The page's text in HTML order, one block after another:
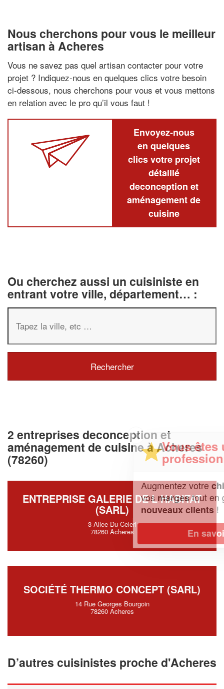
Nous cherchons pour vous le meilleur
artisan à Acheres
Vous ne savez pas quel artisan contacter pour votre
projet ? Indiquez-nous en quelques clics votre besoin
ci-dessous, nous cherchons pour vous et vous mettons
en relation avec le pro qu’il vous faut !
Envoyez-nous
en quelques
clics votre projet
détaillé
deconception et
aménagement de
cuisine
Ou cherchez aussi un cuisiniste en
entrant votre ville, département… :
2 entreprises deconception et
aménagement de cuisine à Acheres
(78260)
ENTREPRISE GALERIE DE L HABITAT
(SARL)
3 Allee Du Celeri
78260 Acheres
SOCIÉTÉ THERMO CONCEPT (SARL)
14 Rue Georges Bourgoin
78260 Acheres
D’autres cuisinistes proche d'Acheres
✕
Vous êtes un
professionnel ?
Augmentez votre chiffre d'affaireset
vosmargestout en gagnant de
nouveaux clients
!
En savoir plus